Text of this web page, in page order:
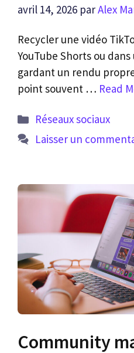
avril 14, 2026 parAlex
Recycler une vidéo
YouTube Shorts ou
gardant un rendu
point souvent … Read
Catégories
Réseaux sociaux
Laisser un
Community